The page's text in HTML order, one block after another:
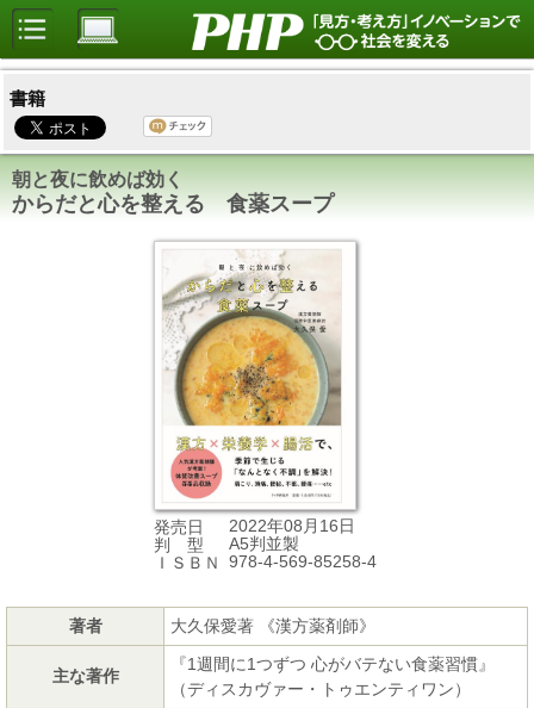
書籍
朝と夜に飲めば効く
からだと心を整える 食薬スープ
発売日
2022年08月16日
判 型
A5判並製
ＩＳＢＮ
978-4-569-85258-4
著者 大久保愛著 《漢方薬剤師》
主な著作
『1週間に1つずつ 心がバテない食薬習慣』
（ディスカヴァー・トゥエンティワン）